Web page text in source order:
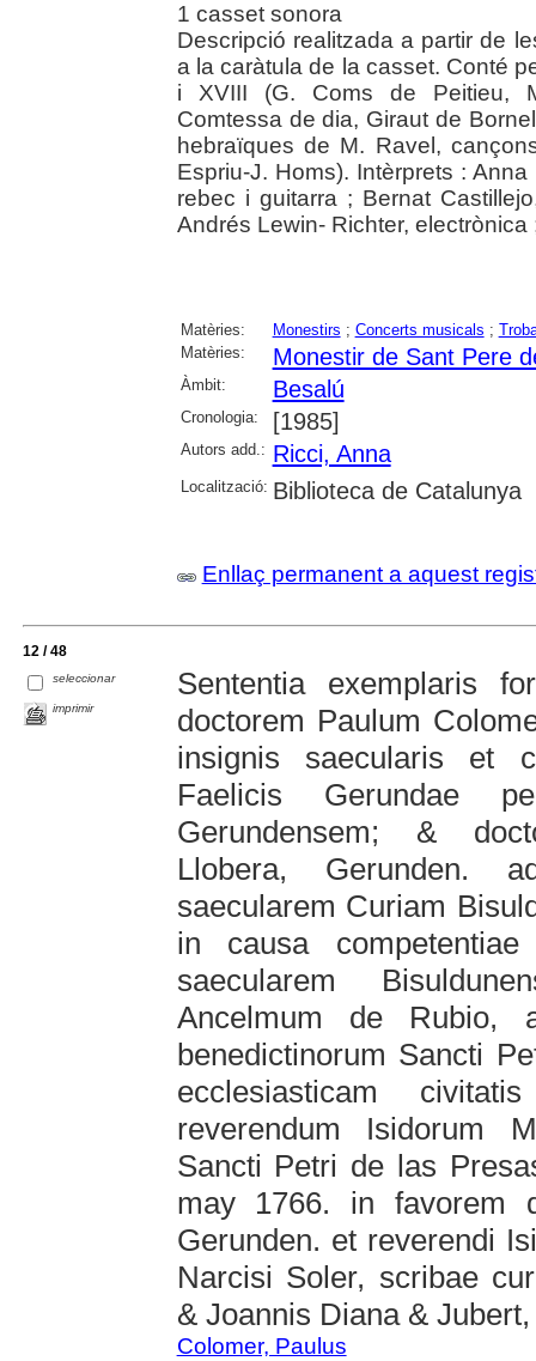
1 casset sonora
Descripció realitzada a partir de
a la caràtula de la casset. Conté
i XVIII (G. Coms de Peitieu,
Comtessa de dia, Giraut de
hebraïques de M. Ravel,
Espriu-J. Homs). Intèrprets :
rebec i guitarra ; Bernat
Andrés Lewin- Richter, electrònica
Matèries: Monestirs ; Concerts musicals ;
Matèries:
Monestir de Sant Pere
Àmbit: Besalú
Cronologia: [1985]
Autors add.: Ricci, Anna
Localització: Biblioteca de Catalunya
Enllaç permanent a aquest
12 / 48
seleccionar
imprimir
Sententia exemplaris
doctorem Paulum
insignis saecularis et
Faelicis Gerundae
Gerundensem; &
Llobera, Gerunden.
saecularem Curiam
in causa
saecularem
Ancelmum de Rubio,
benedictinorum Sancti
ecclesiasticam
reverendum Isidorum
Sancti Petri de las
may 1766. in favorem
Gerunden. et reverendi
Narcisi Soler, scribae
& Joannis Diana &
Colomer, Paulus